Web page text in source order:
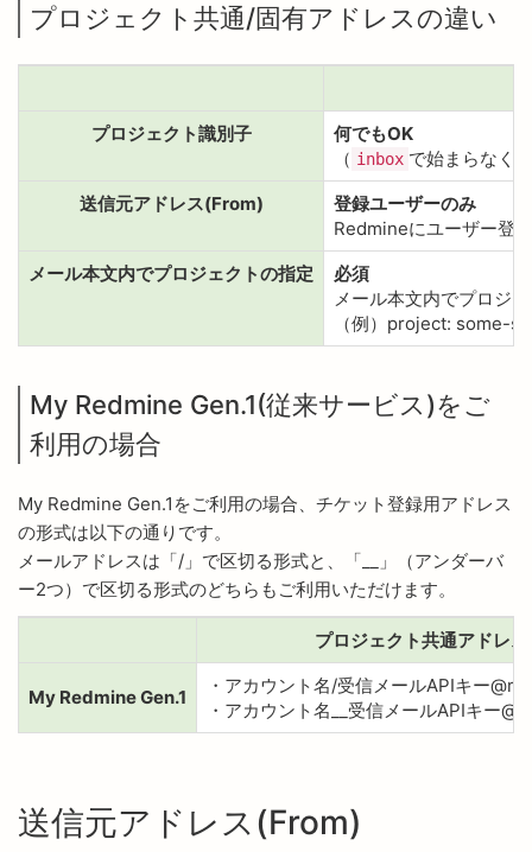
プロジェクト共通/固有アドレスの違い
プロジェクト識別子
何でもOK
（ inbox で始まらなく
送信元アドレス(From)
登録ユーザーのみ
Redmineにユーザー登
メール本文内でプロジェクトの指定
必須
メール本文内でプロジ
（例）project: some-
My Redmine Gen.1(従来サービス)をご
利用の場合
My Redmine Gen.1をご利用の場合、チケット登録用アドレス
の形式は以下の通りです。
メールアドレスは「/」で区切る形式と、「__」（アンダーバ
ー2つ）で区切る形式のどちらもご利用いただけます。
プロジェクト共通アドレス
My Redmine Gen.1
・アカウント名/受信メールAPIキー
・アカウント名__受信メールAPIキー
送信元アドレス(From)